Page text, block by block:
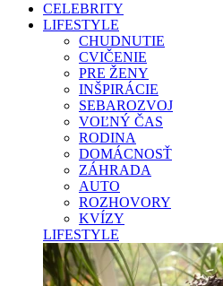
CELEBRITY
LIFESTYLE
CHUDNUTIE
CVIČENIE
PRE ŽENY
INŠPIRÁCIE
SEBAROZVOJ
VOĽNÝ ČAS
RODINA
DOMÁCNOSŤ
ZÁHRADA
AUTO
ROZHOVORY
KVÍZY
LIFESTYLE